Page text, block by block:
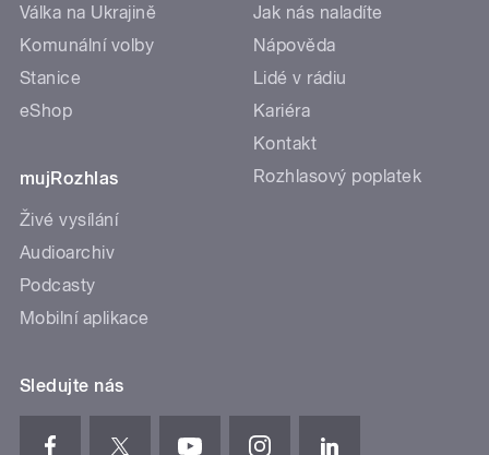
Válka na Ukrajině
Komunální volby
Stanice
eShop
mujRozhlas
Živé vysílání
Audioarchiv
Podcasty
Mobilní aplikace
Jak nás naladíte
Nápověda
Lidé v rádiu
Kariéra
Kontakt
Rozhlasový poplatek
Sledujte nás